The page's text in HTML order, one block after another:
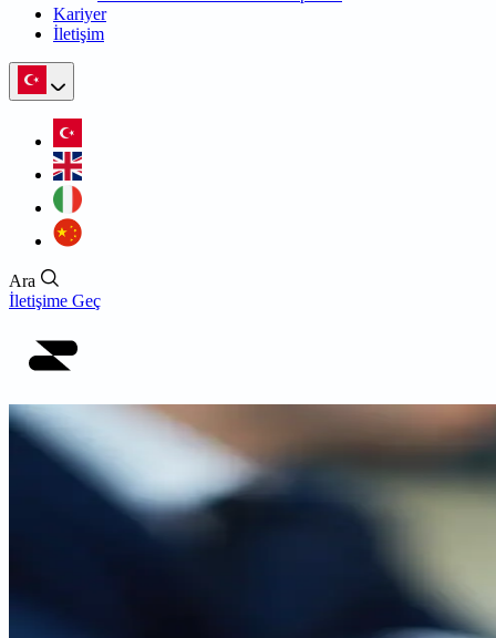
Kariyer
İletişim
Ara
İletişime Geç